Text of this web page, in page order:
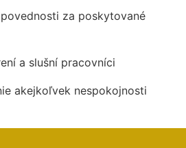
za poskytované
a slušní pracovníci
akejkoľvek nespokojnosti